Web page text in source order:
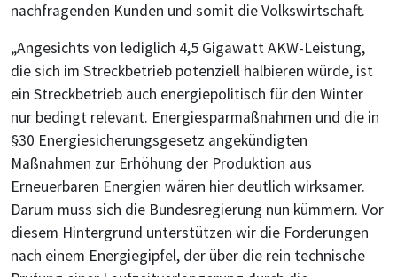
nachfragenden Kunden und somit die Volkswirtschaft.
„Angesichts von lediglich 4,5 Gigawatt AKW-Leistung,
die sich im Streckbetrieb potenziell halbieren würde, ist
ein Streckbetrieb auch energiepolitisch für den Winter
nur bedingt relevant. Energiesparmaßnahmen und die in
§30 Energiesicherungsgesetz angekündigten
Maßnahmen zur Erhöhung der Produktion aus
Erneuerbaren Energien wären hier deutlich wirksamer.
Darum muss sich die Bundesregierung nun kümmern. Vor
diesem Hintergrund unterstützen wir die Forderungen
nach einem Energiegipfel, der über die rein technische